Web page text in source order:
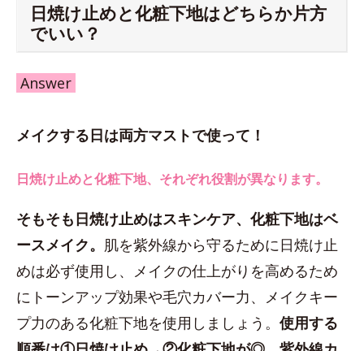
日焼け止めと化粧下地はどちらか片方
でいい？
Answer
メイクする日は両方マストで使って！
日焼け止めと化粧下地、それぞれ役割が異なります。
そもそも日焼け止めはスキンケア、化粧下地はベ
ースメイク。 肌を紫外線から守るために日焼け止
めは必ず使用し、メイクの仕上がりを高めるため
にトーンアップ効果や毛穴カバー力、メイクキー
プ力のある化粧下地を使用しましょう。 使用する